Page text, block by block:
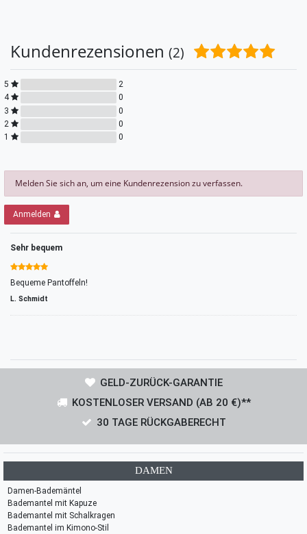
Kundenrezensionen (2)
5
2
4
0
3
0
2
0
1
0
Melden Sie sich an, um eine Kundenrezension zu verfassen.
Anmelden
Sehr bequem
Bequeme Pantoffeln!
L. Schmidt
GELD-ZURÜCK-GARANTIE
KOSTENLOSER VERSAND (AB 20 €)**
30 TAGE RÜCKGABERECHT
DAMEN
Damen-Bademäntel
Bademantel mit Kapuze
Bademantel mit Schalkragen
Bademantel im Kimono-Stil